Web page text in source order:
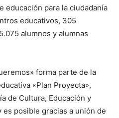
educación para la ciudadanía
educativos, 305
alumnos y alumnas
forma parte de la
«Plan Proyecta»,
de Cultura, Educación y
posible gracias a unión de